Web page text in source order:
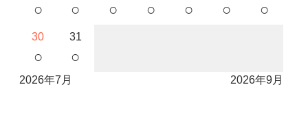
○ ○ ○ ○ ○ ○ ○
30
○
31
○
2026年7月 2026年9月